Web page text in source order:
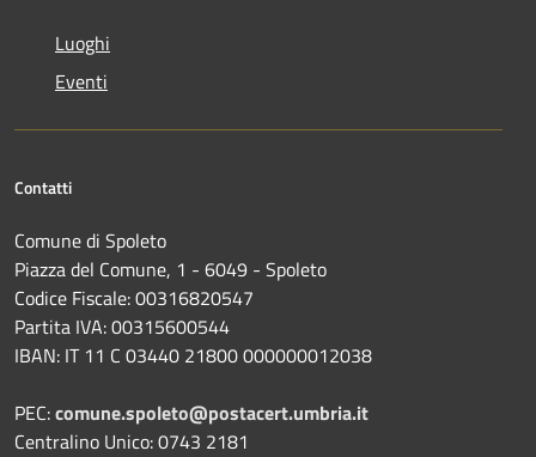
Luoghi
Eventi
Contatti
Comune di Spoleto
Piazza del Comune, 1 - 6049 - Spoleto
Codice Fiscale: 00316820547
Partita IVA: 00315600544
IBAN: IT 11 C 03440 21800 000000012038
PEC:comune.spoleto@postacert.umbria.it
Centralino Unico: 0743 2181